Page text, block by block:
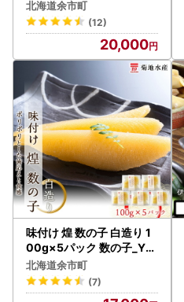
海鮮 おせち お正月 ごはん
のお供 高級 魚卵_Y126-0
005
北海道余市町
(12)
20,000
味付け 煌 数の子 白造り 1
00g×5パック 数の子_Y0
20-0048
北海道余市町
(7)